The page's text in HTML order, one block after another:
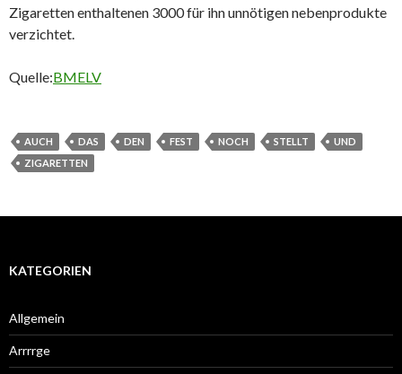
Zigaretten enthaltenen 3000 für ihn unnötigen nebenprodukte
verzichtet.
Quelle:BMELV
AUCH DAS DEN FEST NOCH STELLT
UND
ZIGARETTEN
KATEGORIEN
Allgemein
Arrrrge